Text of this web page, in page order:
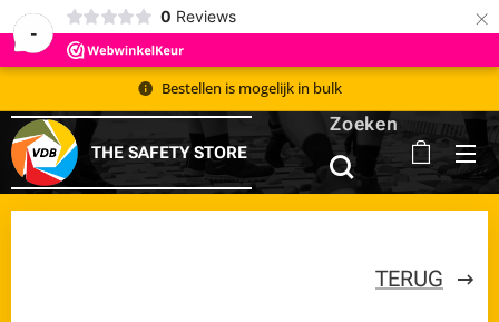
-
0 Reviews ×
Bestellen is mogelijk in bulk 📦
THE SAFETY STORE
Zoeken
TERUG